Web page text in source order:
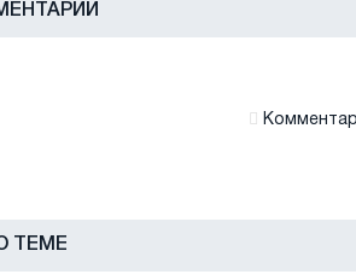
ТЕМЕ